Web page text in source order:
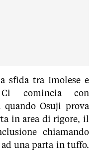
sfida tra Imolese e
comincia con
Osuji prova
in area di rigore, il
chiamando
una parta in tuffo.